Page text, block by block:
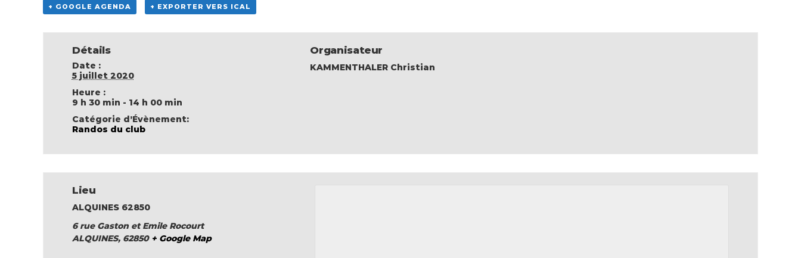
+ GOOGLE AGENDA + EXPORTER VERS ICAL
Détails
Date :
5 juillet 2020
Heure :
9 h 30 min - 14 h 00 min
Catégorie d’Évènement:
Randos du club
Organisateur
KAMMENTHALER Christian
Lieu
ALQUINES 62850
6 rue Gaston et Emile Rocourt
ALQUINES, 62850 + Google Map